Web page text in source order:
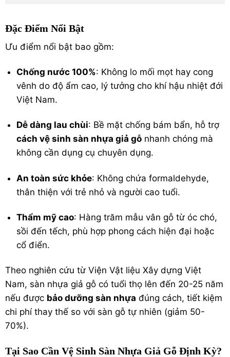
Đặc Điểm Nổi Bật
Ưu điểm nổi bật bao gồm:
Chống nước 100%: Không lo mối mọt hay cong
vênh do độ ẩm cao, lý tưởng cho khí hậu nhiệt đới
Việt Nam.
Dễ dàng lau chùi: Bề mặt chống bám bẩn, hỗ trợ
cách vệ sinh sàn nhựa giả gỗ nhanh chóng mà
không cần dụng cụ chuyên dụng.
An toàn sức khỏe: Không chứa formaldehyde,
thân thiện với trẻ nhỏ và người cao tuổi.
Thẩm mỹ cao: Hàng trăm mẫu vân gỗ từ óc chó,
sồi đến tếch, phù hợp phong cách hiện đại hoặc
cổ điển.
Theo nghiên cứu từ Viện Vật liệu Xây dựng Việt
Nam, sàn nhựa giả gỗ có tuổi thọ lên đến 20-25 năm
nếu được bảo dưỡng sàn nhựa đúng cách, tiết kiệm
chi phí thay thế so với sàn gỗ tự nhiên (giảm 50-
70%).
Tại Sao Cần Vệ Sinh Sàn Nhựa Giả Gỗ Định Kỳ?